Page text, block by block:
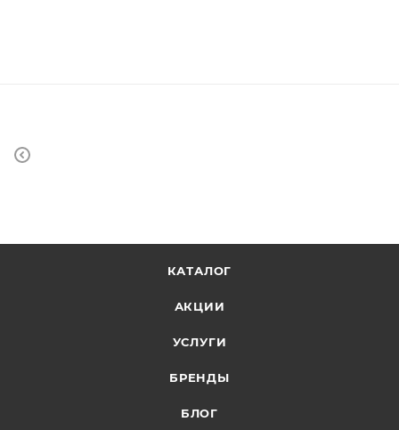
КАТАЛОГ
АКЦИИ
УСЛУГИ
БРЕНДЫ
БЛОГ